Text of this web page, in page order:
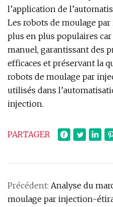
l’application de
Les robots de moulage
plus en plus populaires
manuel, garantissant des
efficaces et préservant la
robots de moulage par
utilisés dans
injection.
PARTAGER
Précédent: Analyse du
moulage par injection-